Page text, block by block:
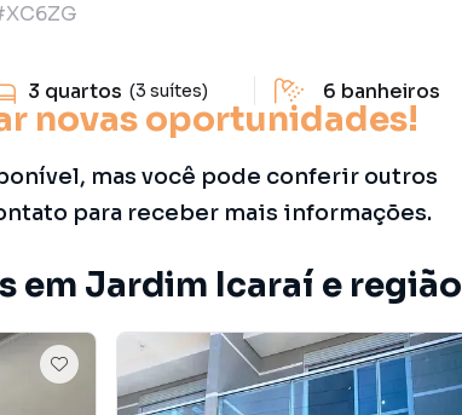
novas oportunidades!
mas você pode conferir outros
para receber mais informações.
3 quartos (3 suítes) 6 banheiros
em Jardim Icaraí e região